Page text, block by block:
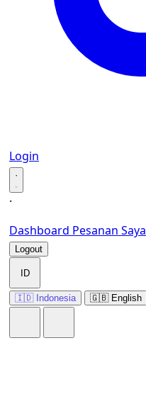
Login
·
·
Dashboard Pesanan Saya
Logout
ID
🇮🇩 Indonesia 🇬🇧 English